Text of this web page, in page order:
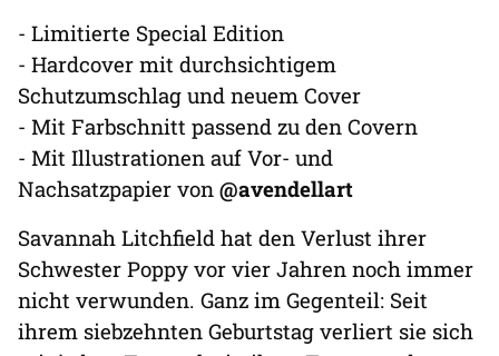
- Limitierte Special Edition
- Hardcover mit durchsichtigem
Schutzumschlag und neuem Cover
- Mit Farbschnitt passend zu den Covern
- Mit Illustrationen auf Vor- und
Nachsatzpapier von @avendellart
Savannah Litchfield hat den Verlust ihrer
Schwester Poppy vor vier Jahren noch immer
nicht verwunden. Ganz im Gegenteil: Seit
ihrem siebzehnten Geburtstag verliert sie sich